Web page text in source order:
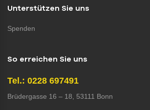
Unterstützen Sie uns
Spenden
So erreichen Sie uns
Tel.: 0228 697491
Brüdergasse 16 – 18, 53111 Bonn